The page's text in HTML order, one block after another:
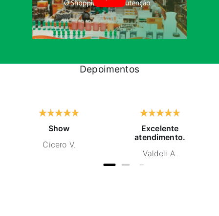
Depoimentos
Show
Cicero V.
Excelente
atendimento.
Valdeli A.